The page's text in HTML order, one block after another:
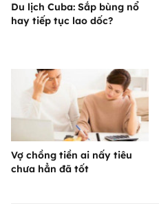
Du lịch Cuba: Sắp bùng nổ
hay tiếp tục lao dốc?
Vợ chồng tiền ai nấy tiêu
chưa hẳn đã tốt